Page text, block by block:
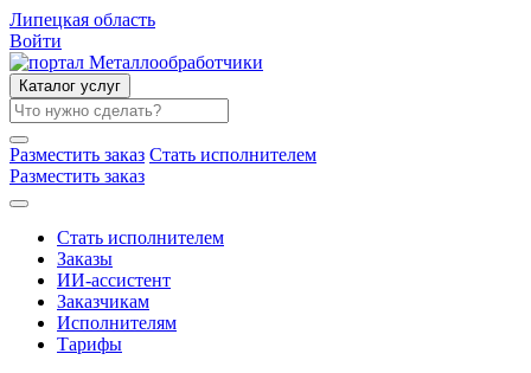
Липецкая область
Войти
Каталог услуг
Разместить заказ Стать исполнителем
Разместить заказ
Стать исполнителем
Заказы
ИИ-ассистент
Заказчикам
Исполнителям
Тарифы